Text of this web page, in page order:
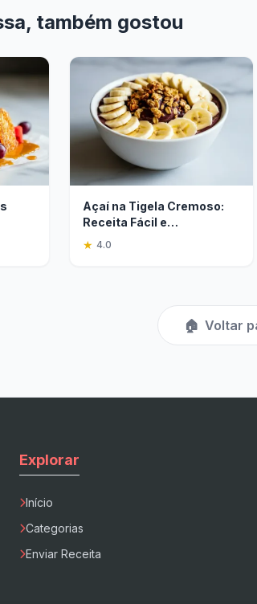
também gostou
Açaí na Tigela Cremoso:
Receita Fácil e
Refrescante
★ 4.0
🏠 Voltar
Explorar
Início
Categorias
Enviar Receita